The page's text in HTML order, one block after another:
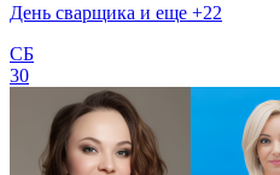
День сварщика и еще +22
СБ
30